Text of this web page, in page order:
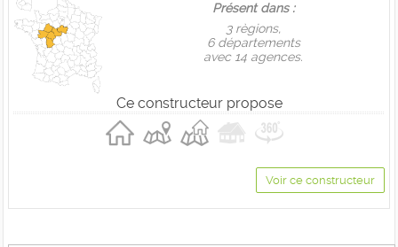
Présent dans :
3 règions,
6 départements
avec 14 agences.
Ce constructeur propose
Voir ce constructeur